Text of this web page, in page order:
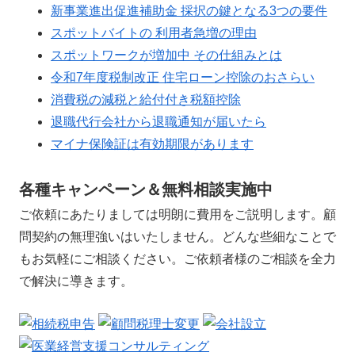
新事業進出促進補助金 採択の鍵となる3つの要件
スポットバイトの 利用者急増の理由
スポットワークが増加中 その仕組みとは
令和7年度税制改正 住宅ローン控除のおさらい
消費税の減税と給付付き税額控除
退職代行会社から退職通知が届いたら
マイナ保険証は有効期限があります
各種キャンペーン＆無料相談実施中
ご依頼にあたりましては明朗に費用をご説明します。顧
問契約の無理強いはいたしません。どんな些細なことで
もお気軽にご相談ください。ご依頼者様のご相談を全力
で解決に導きます。